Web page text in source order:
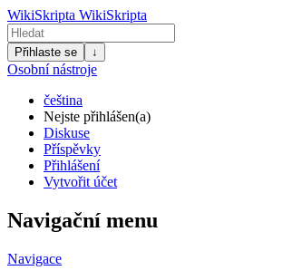
WikiSkripta WikiSkripta
Přihlaste se ↓
Osobní nástroje
čeština
Nejste přihlášen(a)
Diskuse
Příspěvky
Přihlášení
Vytvořit účet
Navigační menu
Navigace